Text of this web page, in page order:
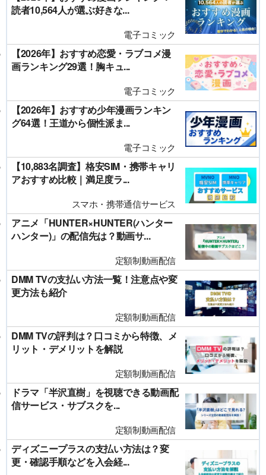
読者10,564人が選ぶ好きな...
電子コミック
【2026年】おすすめ恋愛・ラブコメ漫
画ランキング29選！胸キュ...
電子コミック
【2026年】おすすめ少年漫画ランキン
グ64選！王道から個性派ま...
電子コミック
【10,883名調査】格安SIM・携帯キャリ
アおすすめ比較｜満足度ラ...
スマホ・携帯通信サービス
アニメ「HUNTER×HUNTER(ハンター
ハンター)」の配信先は？動画サ...
定額制動画配信
DMM TVの支払い方法一覧！注意点や変
更方法も紹介
定額制動画配信
DMM TVの評判は？口コミから特徴、メ
リット・デメリットを解説
定額制動画配信
ドラマ「半沢直樹」を視聴できる動画配
信サービス・サブスクを...
定額制動画配信
ディズニープラスの支払い方法は？変
更・確認手順などを入会経...